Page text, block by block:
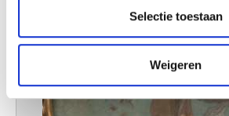
verzameld op basis van uw gebruik
Selectie toestaan
Weigeren